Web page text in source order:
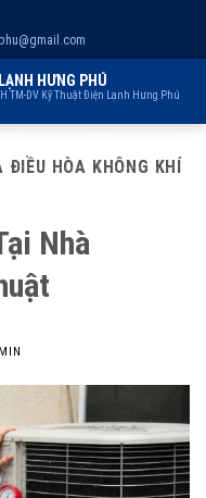
HƯNG PHÚ
TM-DV Kỹ Thuật Điện Lạnh Hưng Phú
ĐIỀU HÒA KHÔNG KHÍ
Nhà